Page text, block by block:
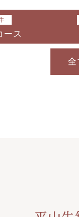
ース
全